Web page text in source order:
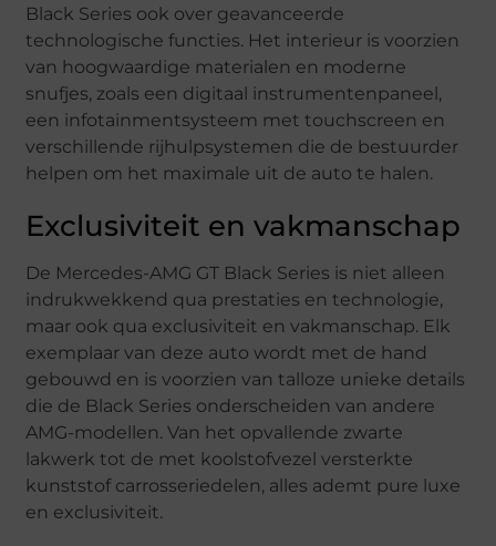
Black Series ook over geavanceerde
technologische functies. Het interieur is voorzien
van hoogwaardige materialen en moderne
snufjes, zoals een digitaal instrumentenpaneel,
een infotainmentsysteem met touchscreen en
verschillende rijhulpsystemen die de bestuurder
helpen om het maximale uit de auto te halen.
Exclusiviteit en vakmanschap
De Mercedes-AMG GT Black Series is niet alleen
indrukwekkend qua prestaties en technologie,
maar ook qua exclusiviteit en vakmanschap. Elk
exemplaar van deze auto wordt met de hand
gebouwd en is voorzien van talloze unieke details
die de Black Series onderscheiden van andere
AMG-modellen. Van het opvallende zwarte
lakwerk tot de met koolstofvezel versterkte
kunststof carrosseriedelen, alles ademt pure luxe
en exclusiviteit.